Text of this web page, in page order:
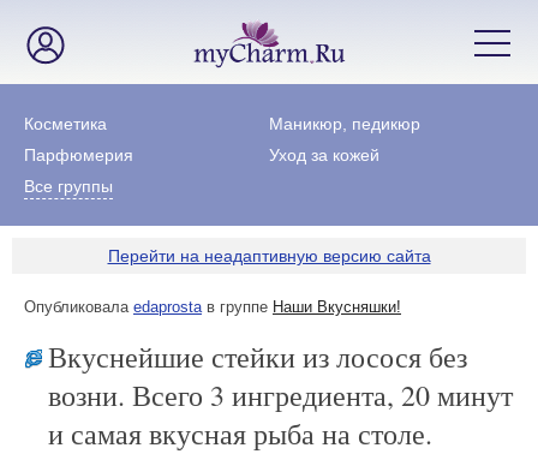
Косметика
Маникюр, педикюр
Парфюмерия
Уход за кожей
Все группы
Перейти на неадаптивную версию сайта
Опубликовала edaprostaв группе Наши Вкусняшки!
Вкуснейшие стейки из лосося без
возни. Всего 3 ингредиента, 20 минут
и самая вкусная рыба на столе.